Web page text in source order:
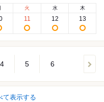
火
11
水
12
木
13
4 5 6
て表示する